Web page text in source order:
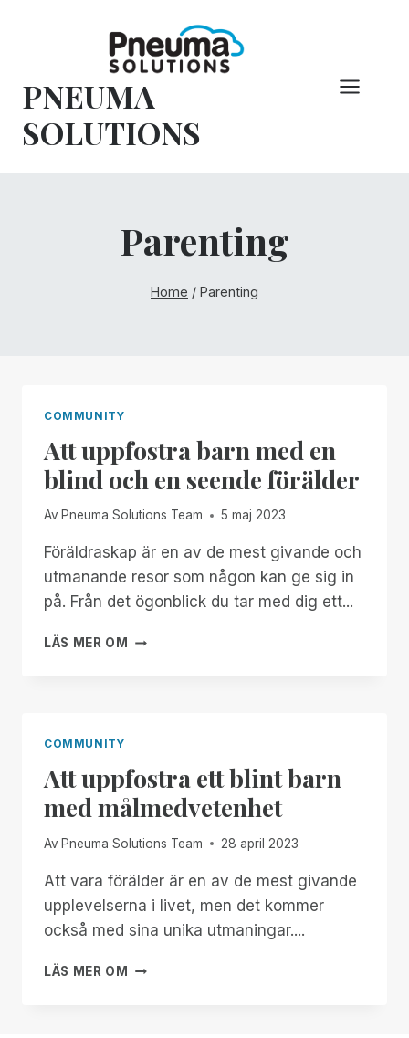
PNEUMA
SOLUTIONS
Parenting
Home / Parenting
COMMUNITY
Att uppfostra barn med en
blind och en seende förälder
Av Pneuma Solutions Team 5 maj 2023
Föräldraskap är en av de mest givande och
utmanande resor som någon kan ge sig in
på. Från det ögonblick du tar med dig ett...
LÄS MER OM
ATT
EN
SEENDE
FÖRÄLDER
COMMUNITY
Att uppfostra ett blint barn
med målmedvetenhet
Av Pneuma Solutions Team 28 april 2023
Att vara förälder är en av de mest givande
upplevelserna i livet, men det kommer
också med sina unika utmaningar....
LÄS MER OM
ATT